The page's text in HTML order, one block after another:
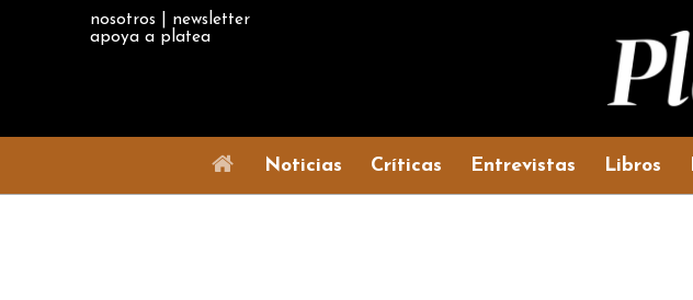
nosotros
newsletter
apoya a platea
Noticias Críticas Entrevistas Libros